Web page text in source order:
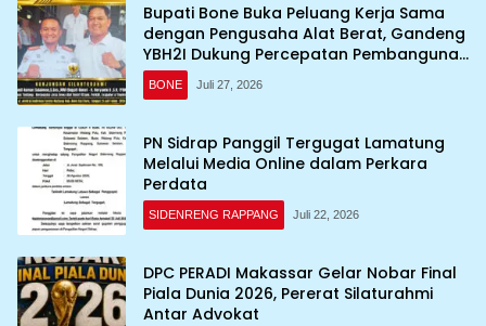
Bupati Bone Buka Peluang Kerja Sama
dengan Pengusaha Alat Berat, Gandeng
YBH2I Dukung Percepatan Pembangunan
Daerah
BONE Juli 27, 2026
PN Sidrap Panggil Tergugat Lamatung
Melalui Media Online dalam Perkara
Perdata
SIDENRENG RAPPANG Juli 22, 2026
DPC PERADI Makassar Gelar Nobar Final
Piala Dunia 2026, Pererat Silaturahmi
Antar Advokat